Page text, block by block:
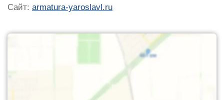
Сайт: armatura-yaroslavl.ru